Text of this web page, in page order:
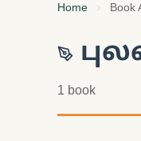
Home Book
1 book